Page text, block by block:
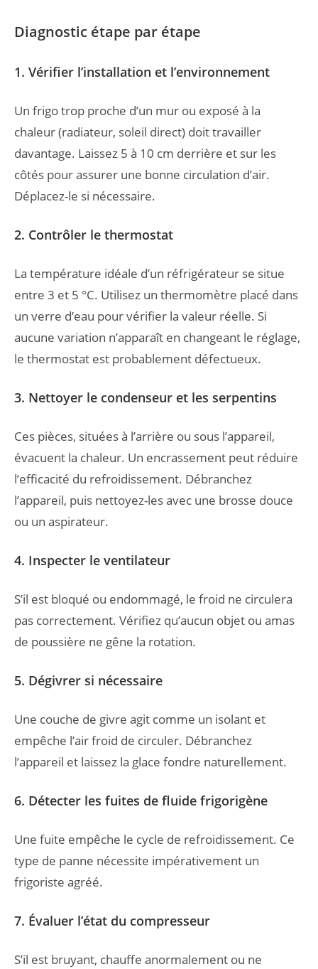
Diagnostic étape par étape
1. Vérifier l’installation et l’environnement
Un frigo trop proche d’un mur ou exposé à la
chaleur (radiateur, soleil direct) doit travailler
davantage. Laissez 5 à 10 cm derrière et sur les
côtés pour assurer une bonne circulation d’air.
Déplacez-le si nécessaire.
2. Contrôler le thermostat
La température idéale d’un réfrigérateur se situe
entre 3 et 5 °C. Utilisez un thermomètre placé dans
un verre d’eau pour vérifier la valeur réelle. Si
aucune variation n’apparaît en changeant le réglage,
le thermostat est probablement défectueux.
3. Nettoyer le condenseur et les serpentins
Ces pièces, situées à l’arrière ou sous l’appareil,
évacuent la chaleur. Un encrassement peut réduire
l’efficacité du refroidissement. Débranchez
l’appareil, puis nettoyez-les avec une brosse douce
ou un aspirateur.
4. Inspecter le ventilateur
S’il est bloqué ou endommagé, le froid ne circulera
pas correctement. Vérifiez qu’aucun objet ou amas
de poussière ne gêne la rotation.
5. Dégivrer si nécessaire
Une couche de givre agit comme un isolant et
empêche l’air froid de circuler. Débranchez
l’appareil et laissez la glace fondre naturellement.
6. Détecter les fuites de fluide frigorigène
Une fuite empêche le cycle de refroidissement. Ce
type de panne nécessite impérativement un
frigoriste agréé.
7. Évaluer l’état du compresseur
S’il est bruyant, chauffe anormalement ou ne